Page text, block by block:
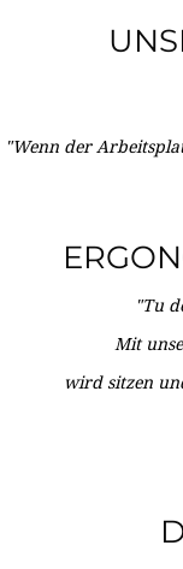
"Wenn der
"Tu
Mit
wird sitzen